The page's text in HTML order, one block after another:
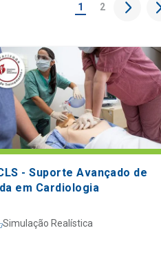
1 2
- Suporte Avançado de
em Cardiologia
Simulação Realística